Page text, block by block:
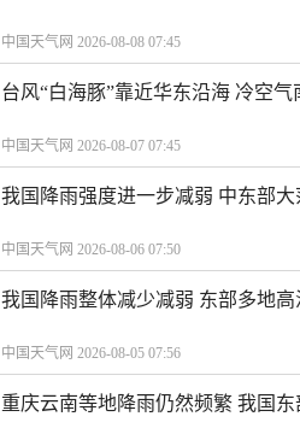
中国天气网 2026-08-08 07:45
台风“白海豚”靠近华东沿海 冷空
中国天气网 2026-08-07 07:45
我国降雨强度进一步减弱 中东部
中国天气网 2026-08-06 07:50
我国降雨整体减少减弱 东部多地
中国天气网 2026-08-05 07:56
重庆云南等地降雨仍然频繁 我国